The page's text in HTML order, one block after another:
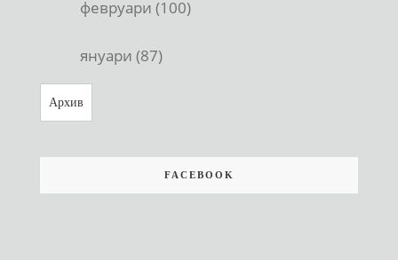
февруари (100)
януари (87)
Архив
FACEBOOK